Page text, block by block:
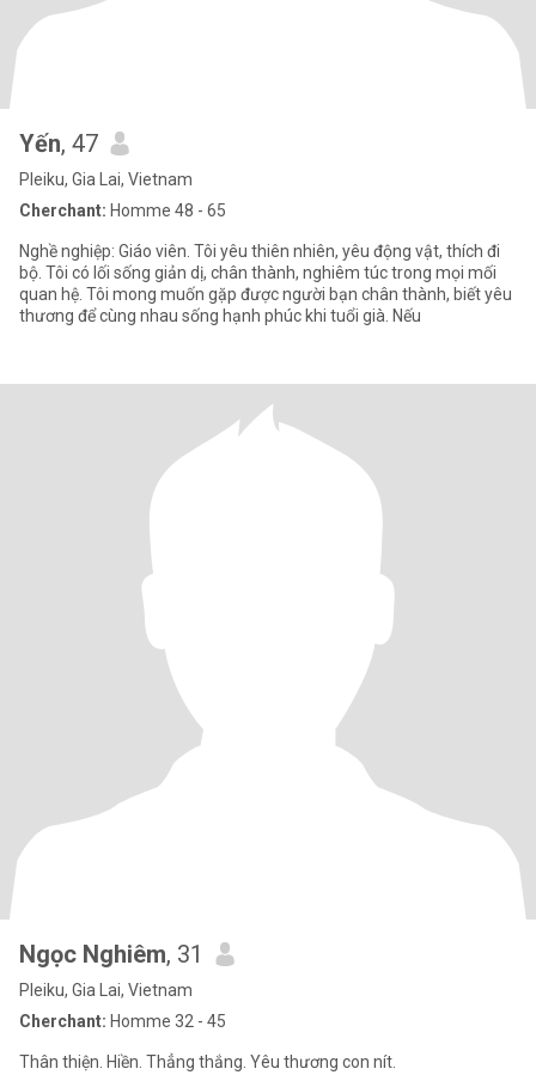
Yến, 47
Pleiku, Gia Lai, Vietnam
Cherchant: Homme 48 - 65
Nghề nghiệp: Giáo viên. Tôi yêu thiên nhiên, yêu động vật, thích đi
bộ. Tôi có lối sống giản dị, chân thành, nghiêm túc trong mọi mối
quan hệ. Tôi mong muốn gặp được người bạn chân thành, biết yêu
thương để cùng nhau sống hạnh phúc khi tuổi già. Nếu
Ngọc Nghiêm, 31
Pleiku, Gia Lai, Vietnam
Cherchant: Homme 32 - 45
Thân thiện. Hiền. Thẳng thắng. Yêu thương con nít.